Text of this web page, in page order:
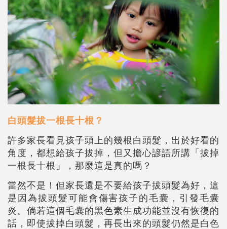
白頭髮拔一根長十根？
許多家長看見孩子頭上的幾根白頭髮，出於好看的
角度，都想給孩子拔掉，但又擔心諺語所講「拔掉
一根長十根」，那麼這是真的嗎？
當然不是！但家長還是不要給孩子拔頭髮為好，這
是因為拔頭髮可能會傷害孩子的毛囊，引發毛囊
炎。倘若這個毛囊的黑色素生成功能並沒有恢復的
話，即使拔掉白頭髮，再長出來的頭髮仍然是白色